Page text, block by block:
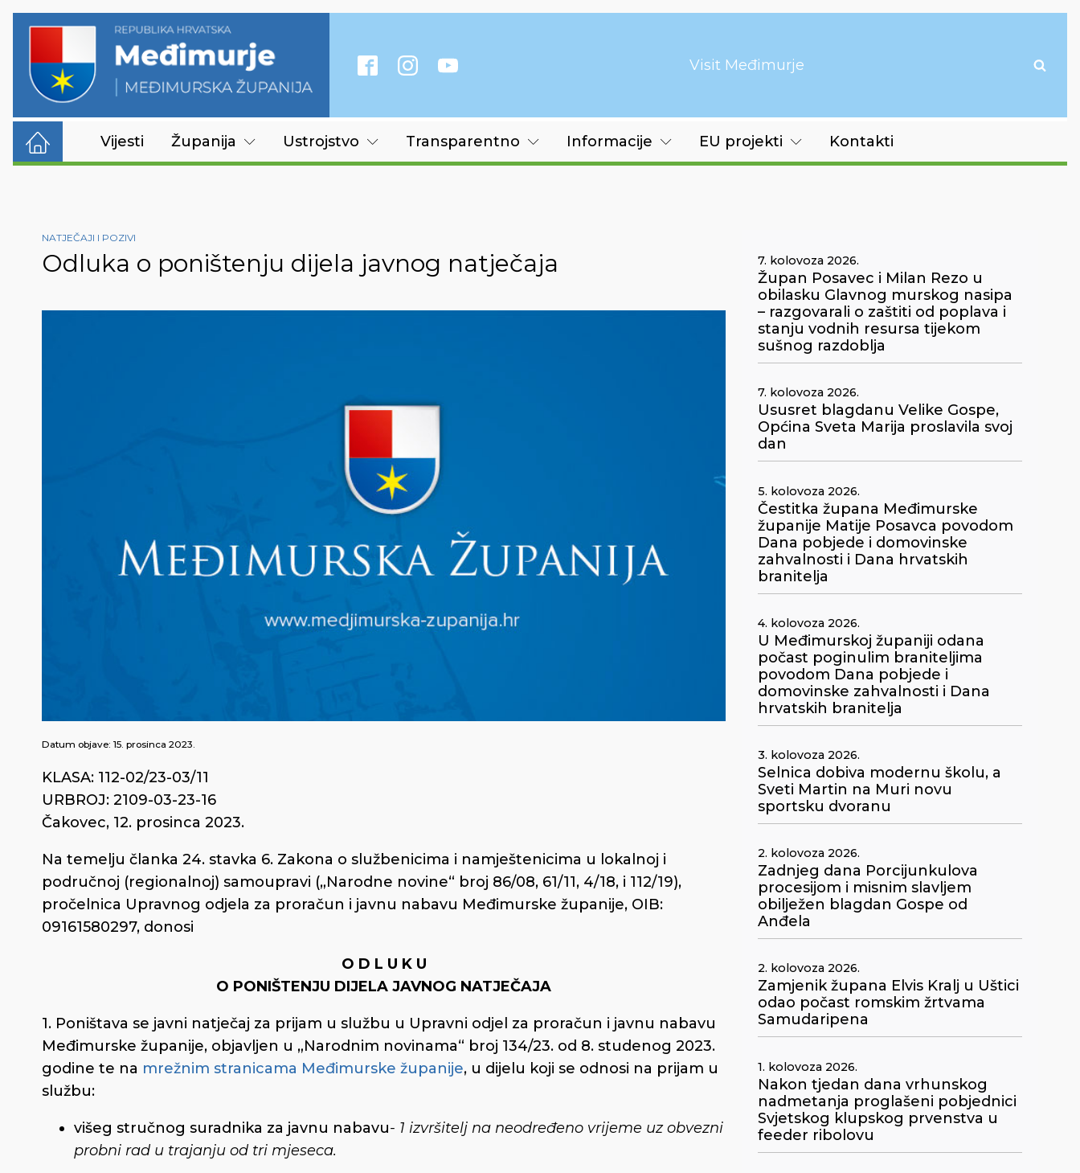
Visit Međimurje
Vijesti Županija Ustrojstvo Transparentno Informacije EU projekti Kontakti
NATJEČAJI I POZIVI
Odluka o poništenju dijela javnog natječaja
Datum objave: 15. prosinca 2023.
KLASA: 112-02/23-03/11
URBROJ: 2109-03-23-16
Čakovec, 12. prosinca 2023.
Na temelju članka 24. stavka 6. Zakona o službenicima i namještenicima u lokalnoj i
područnoj (regionalnoj) samoupravi („Narodne novine“ broj 86/08, 61/11, 4/18, i 112/19),
pročelnica Upravnog odjela za proračun i javnu nabavu Međimurske županije, OIB:
09161580297, donosi
O D L U K U
O PONIŠTENJU DIJELA JAVNOG NATJEČAJA
1. Poništava se javni natječaj za prijam u službu u Upravni odjel za proračun i javnu nabavu
Međimurske županije, objavljen u „Narodnim novinama“ broj 134/23. od 8. studenog 2023.
godine te na mrežnim stranicama Međimurske županije, u dijelu koji se odnosi na prijam u
službu:
višeg stručnog suradnika za javnu nabavu- 1 izvršitelj na neodređeno vrijeme uz obvezni
probni rad u trajanju od tri mjeseca.
7. kolovoza 2026.
Župan Posavec i Milan Rezo u
obilasku Glavnog murskog nasipa
– razgovarali o zaštiti od poplava i
stanju vodnih resursa tijekom
sušnog razdoblja
7. kolovoza 2026.
Ususret blagdanu Velike Gospe,
Općina Sveta Marija proslavila svoj
dan
5. kolovoza 2026.
Čestitka župana Međimurske
županije Matije Posavca povodom
Dana pobjede i domovinske
zahvalnosti i Dana hrvatskih
branitelja
4. kolovoza 2026.
U Međimurskoj županiji odana
počast poginulim braniteljima
povodom Dana pobjede i
domovinske zahvalnosti i Dana
hrvatskih branitelja
3. kolovoza 2026.
Selnica dobiva modernu školu, a
Sveti Martin na Muri novu
sportsku dvoranu
2. kolovoza 2026.
Zadnjeg dana Porcijunkulova
procesijom i misnim slavljem
obilježen blagdan Gospe od
Anđela
2. kolovoza 2026.
Zamjenik župana Elvis Kralj u Uštici
odao počast romskim žrtvama
Samudaripena
1. kolovoza 2026.
Nakon tjedan dana vrhunskog
nadmetanja proglašeni pobjednici
Svjetskog klupskog prvenstva u
feeder ribolovu